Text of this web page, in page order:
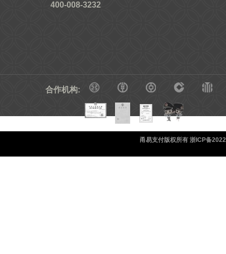
400-008-3232
合作机构:
甬易支付版权所有 浙ICP备